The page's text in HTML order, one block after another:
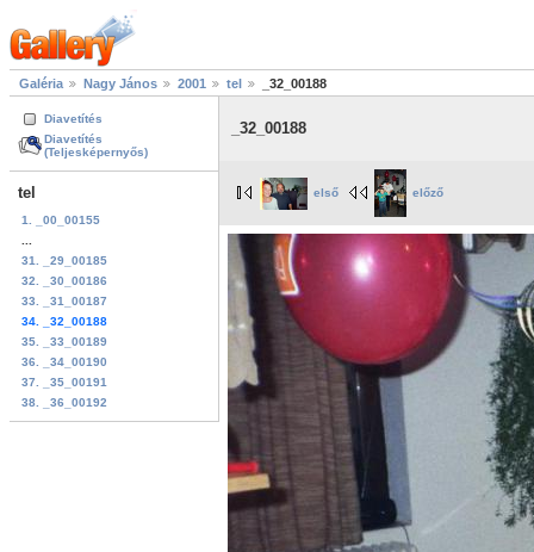
Galéria Nagy János 2001 tel _32_00188
Diavetítés
Diavetítés
(Teljesképernyős)
tel
1. _00_00155
31. _29_00185
32. _30_00186
33. _31_00187
34. _32_00188
35. _33_00189
36. _34_00190
37. _35_00191
38. _36_00192
_32_00188
első előző